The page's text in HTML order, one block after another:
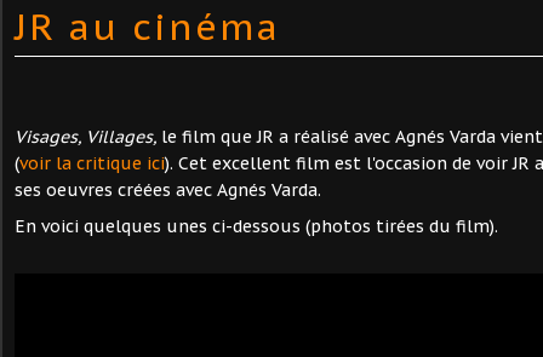
JR au cinéma
Visages, Villages, le film que JR a réalisé avec Agnés Varda
(voir la critique ici). Cet excellent film est l'occasion de voir JR
ses oeuvres créées avec Agnés Varda.
En voici quelques unes ci-dessous (photos tirées du film).